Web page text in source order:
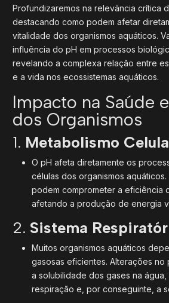
Profundizaremos na relevância crítica
destacando como podem afetar
vitalidade dos organismos aquáticos.
influência do pH em processos
revelando a complexa relação entre
e a vida nos ecossistemas aquáticos.
Impacto na Saúde
dos Organismos
1. Metabolismo
O pH afeta diretamente os
células dos organismos
podem comprometer a eficiência
afetando a produção de energia
2. Sistema
Muitos organismos aquáticos
gasosas eficientes. Alterações no
a solubilidade dos gases na água,
respiração e, por conseguinte, a